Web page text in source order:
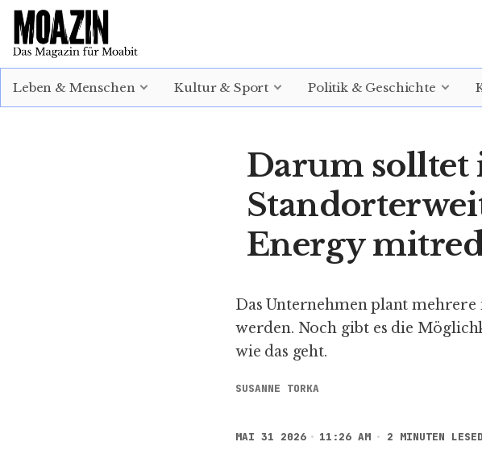
Leben & Menschen Kultur & Sport Politik & Geschichte
EINLOGGEN ABONNIEREN
Darum solltet
Energy
Das Unternehmen plant mehrere
werden. Noch gibt es die
wie das geht.
SUSANNE TORKA
MAI 31 2026 11:26 AM 2 MINUTEN